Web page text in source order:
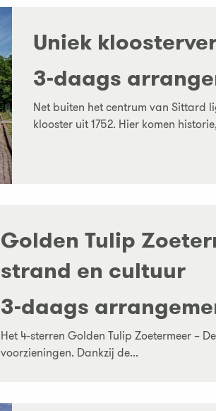
Uniek
3-daags
Net buiten het centrum van Sittard
klooster uit 1752. Hier komen
Golden Tulip
strand en cultuur
3-daags
Het 4-sterren Golden Tulip Zoetermeer –
voorzieningen. Dankzij de...